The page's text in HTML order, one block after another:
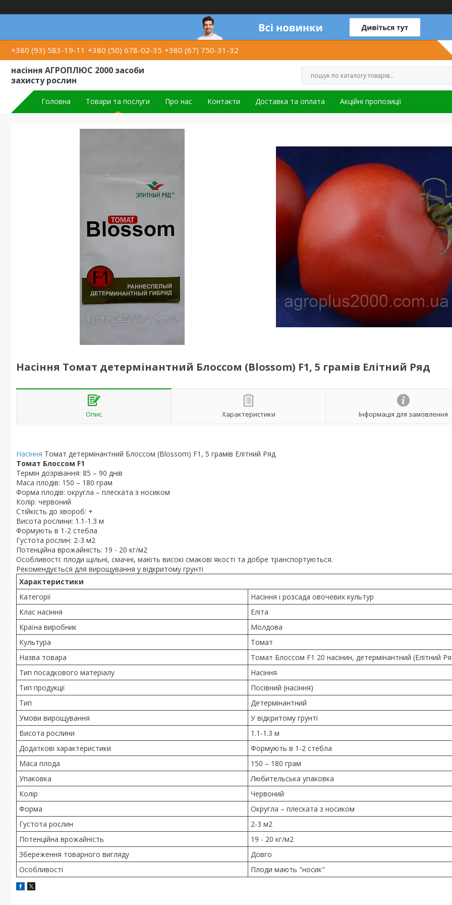
+380 (93) 583-19-11 +380 (50) 678-02-35 +380 (67) 750-31-32
насіння АГРОПЛЮС 2000 засоби
захисту рослин
Головна Товари та послуги Про нас Контакти Доставка та оплата Акційні пропозиції
Насіння Томат детермінантний Блоссом (Blossom) F1, 5 грамів Елітний Ряд
Опис Характеристики Інформація для замовлення
Насіння Томат детермінантний Блоссом (Blossom) F1, 5 грамів Елітний Ряд
Томат Блоссом F1
Термін дозрівання: 85 – 90 днів
Маса плодів: 150 – 180 грам
Форма плодів: округла – плеската з носиком
Колір: червоний
Стійкість до хвороб: +
Висота рослини: 1.1-1.3 м
Формують в 1-2 стебла
Густота рослин: 2-3 м2
Потенційна врожайність: 19 - 20 кг/м2
Особливості: плоди щільні, смачні, мають високі смакові якості та добре транспортуються.
Рекомендується для вирощування у відкритому грунті
Характеристики
Категорії
Насіння і розсада овочевих культур
Клас насіння
Еліта
Країна виробник
Молдова
Культура
Томат
Назва товара
Томат Блоссом F1 20 насінин, детермінантний (Елітний
Тип посадкового матеріалу
Насіння
Тип продукції
Посівний (насіння)
Тип
Детермінантний
Умови вирощування
У відкритому грунті
Висота рослини
1.1-1.3 м
Додаткові характеристики
Формують в 1-2 стебла
Маса плода
150 – 180 грам
Упаковка
Любительська упаковка
Колір
Червоний
Форма
Округла – плеската з носиком
Густота рослин
2-3 м2
Потенційна врожайність
19 - 20 кг/м2
Збереження товарного вигляду
Довго
Особливості
Плоди мають "носик"